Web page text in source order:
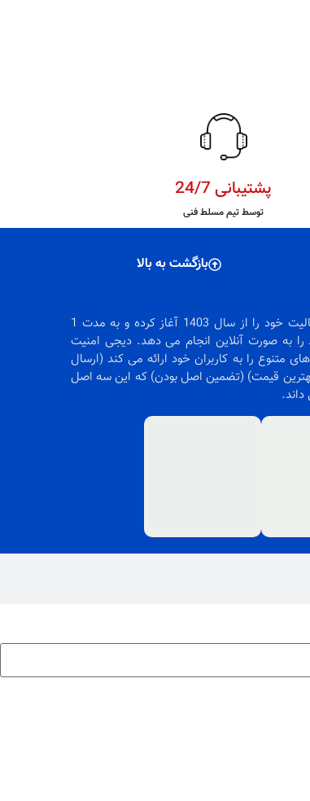
پشتیبانی 24/7
توسط تیم مسلط فنی
بازگشت به بالا
دیجی امنیت فعالیت خود را از سال 1403 آغاز کرده و به مدت 1
به صورت آنلاین انجام می دهد. دیجی امنیت
متنوع را به کاربران خود ارائه می کند (ارسال
قیمت) (تضمین اصل بودن) که این سه اصل